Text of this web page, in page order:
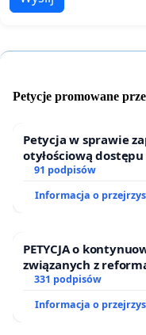
Petycje promowane
Petycja w sprawie
otyłościową
oraz programów
91 podpisów
Informacja o
PETYCJA o
związanych z
331 podpisów
Informacja o